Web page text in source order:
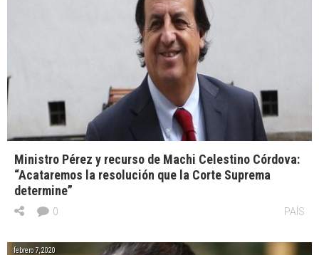
Ministro Pérez y recurso de Machi Celestino Córdova:
“Acataremos la resolución que la Corte Suprema
determine”
PAÍS
0
febrero 7, 2020